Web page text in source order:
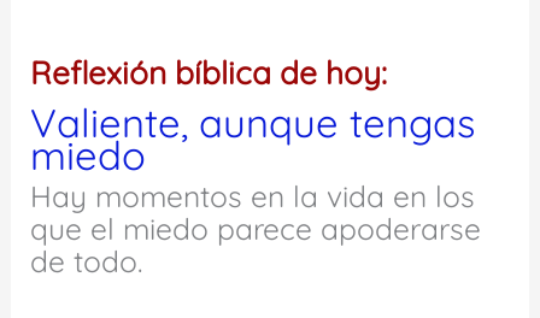
Reflexión bíblica de hoy:
Valiente, aunque tengas
miedo
Hay momentos en la vida en los
que el miedo parece apoderarse
de todo.